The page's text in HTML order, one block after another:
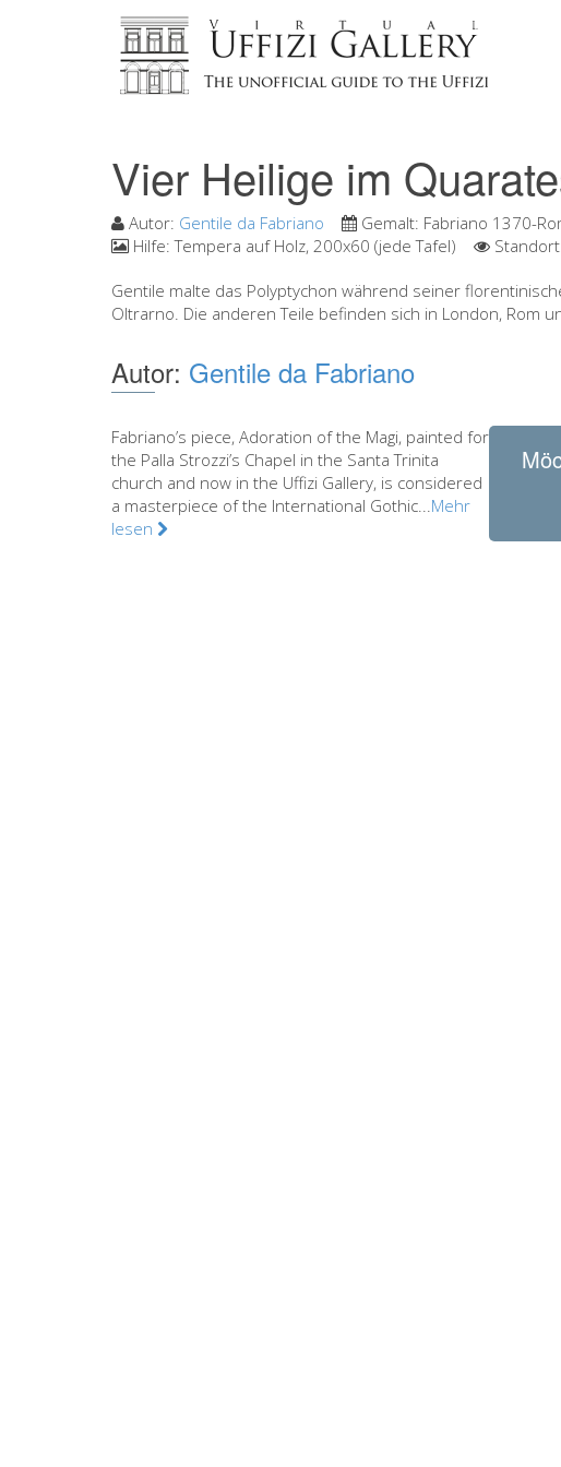
Vier Heilige im
Autor: Gentile da Fabriano Gemalt: Fabriano 1370-
Hilfe:Tempera auf Holz, 200x60 (jede Tafel)
Gentile malte das Polyptychon während seiner
Oltrarno. Die anderen Teile befinden sich in London, Rom
Autor: Gentile da Fabriano
Fabriano’s piece, Adoration of the Magi, painted for
the Palla Strozzi’s Chapel in the Santa Trinita
church and now in the Uffizi Gallery, is considered
a masterpiece of the International Gothic...Mehr
lesen